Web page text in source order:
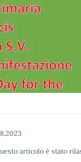
articolo è stato